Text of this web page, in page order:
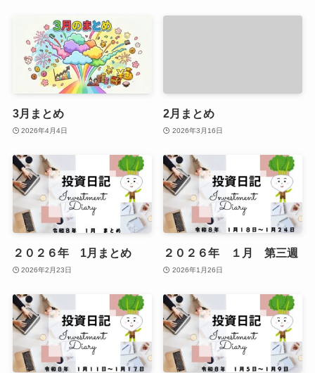
3月まとめ
2026年4月4日
2月まとめ
2026年3月16日
２０２６年 1月まとめ
2026年2月23日
２０２６年 １月 第三週
2026年1月26日